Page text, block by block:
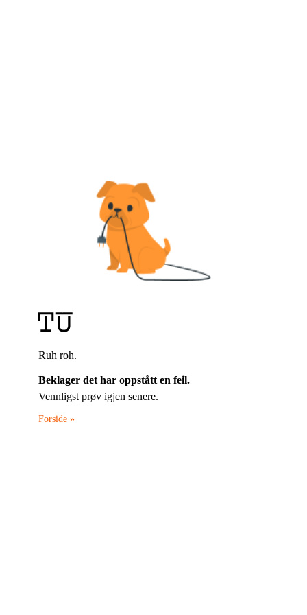
Ruh roh.
Beklager det har oppstått en feil.
Vennligst prøv igjen senere.
Forside »